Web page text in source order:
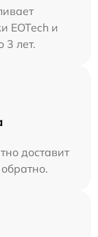
EOTech и
3 лет.
доставит